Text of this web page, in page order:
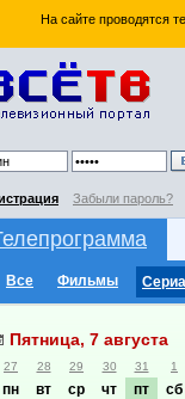
На сайте проводятся
Забыли пароль?
Все Фильмы
Пятница, 7 августа
27 28 29 30 31 1
пн вт ср чт пт сб